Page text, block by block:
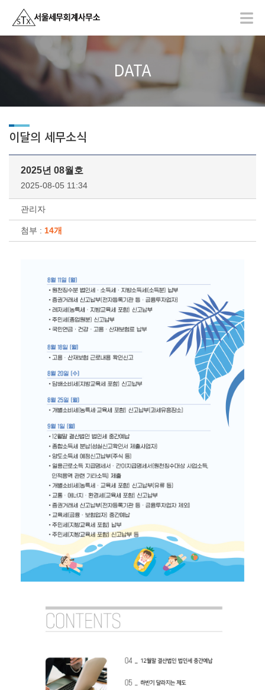
DATA
이달의 세무소식
2025년 08월호
2025-08-05 11:34
관리자
첨부 : 14개